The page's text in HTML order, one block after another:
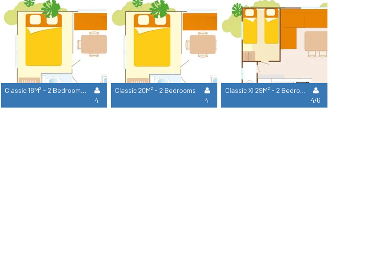
Classic 18M² - 2 Bedrooms - Air Conditionning
4
Classic 20M² - 2 Bedrooms
4
Classic Xl 29M² - 2 Bedrooms
4/6